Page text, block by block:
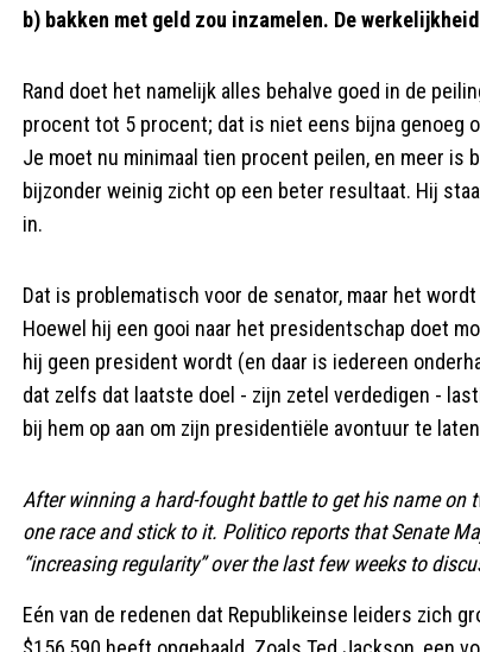
b) bakken met geld zou inzamelen. De
Rand doet het namelijk alles behalve goed in de
procent tot 5 procent; dat is niet eens bijna genoeg
Je moet nu minimaal tien procent peilen, en meer is
bijzonder weinig zicht op een beter resultaat. Hij
in.
Dat is problematisch voor de senator, maar het
Hoewel hij een gooi naar het presidentschap doet
hij geen president wordt (en daar is iedereen
dat zelfs dat laatste doel - zijn zetel verdedigen -
bij hem op aan om zijn presidentiële avontuur te
After winning a hard-fought battle to get his name on
one race and stick to it. Politico reports that Senate
“increasing regularity” over the last few weeks to
Eén van de redenen dat Republikeinse leiders zich